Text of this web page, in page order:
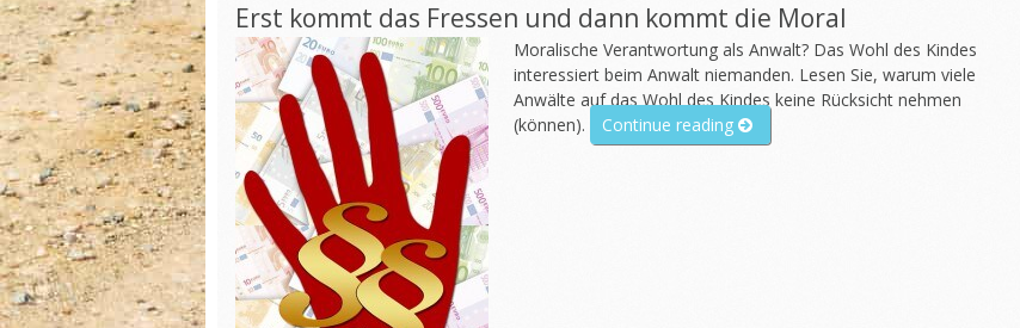
Erst kommt das Fressen und dann kommt die Moral
Moralische Verantwortung als Anwalt? Das Wohl des Kindes
interessiert beim Anwalt niemanden. Lesen Sie, warum viele
Anwälte auf das Wohl des Kindes keine Rücksicht nehmen
(können).
Continue reading „Erst
kommt